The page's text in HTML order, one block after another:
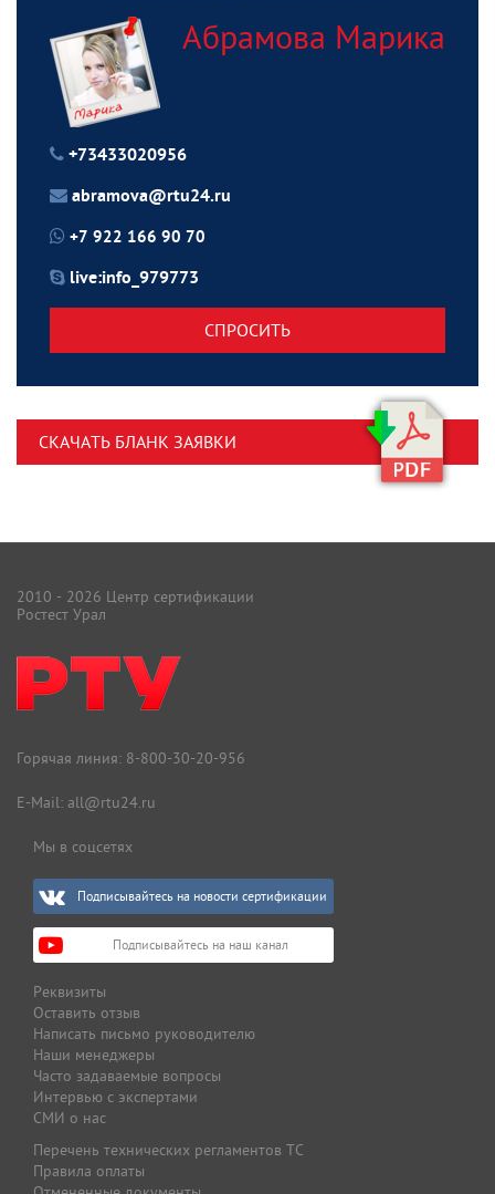
Абрамова Марика
+73433020956
abramova@rtu24.ru
+7 922 166 90 70
live:info_979773
СПРОСИТЬ
СКАЧАТЬ БЛАНК ЗАЯВКИ
2010 - 2026 Центр сертификации
Ростест Урал
Горячая линия: 8-800-30-20-956
E-Mail: all@rtu24.ru
Мы в соцсетях
Подписывайтесь на новости сертификации
Подписывайтесь на наш канал
Реквизиты
Оставить отзыв
Написать письмо руководителю
Наши менеджеры
Часто задаваемые вопросы
Интервью с экспертами
СМИ о нас
Перечень технических регламентов ТС
Правила оплаты